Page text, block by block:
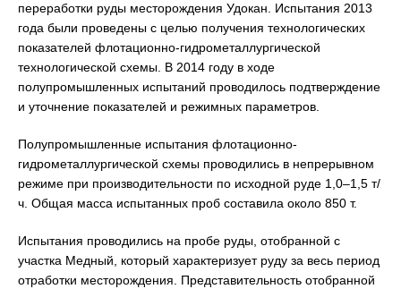
переработки руды месторождения Удокан. Испытания 2013
года были проведены с целью получения технологических
показателей флотационно-гидрометаллургической
технологической схемы. В 2014 году в ходе
полупромышленных испытаний проводилось подтверждение
и уточнение показателей и режимных параметров.
Полупромышленные испытания флотационно-
гидрометаллургической схемы проводились в непрерывном
режиме при производительности по исходной руде 1,0–1,5 т/
ч. Общая масса испытанных проб составила около 850 т.
Испытания проводились на пробе руды, отобранной с
участка Медный, который характеризует руду за весь период
отработки месторождения. Представительность отобранной